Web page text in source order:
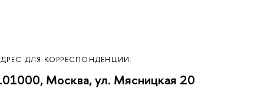
ДЛЯ КОРРЕСПОНДЕНЦИИ:
Москва, ул. Мясницкая 20